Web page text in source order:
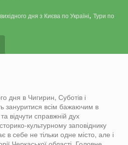
дня з Києва по Україні,Тури по
дня в Чигирин, Суботів і
зануритися всім бажаючим в
відчути справжній дух
культурному заповіднику
в себе не тільки одне місто, але і